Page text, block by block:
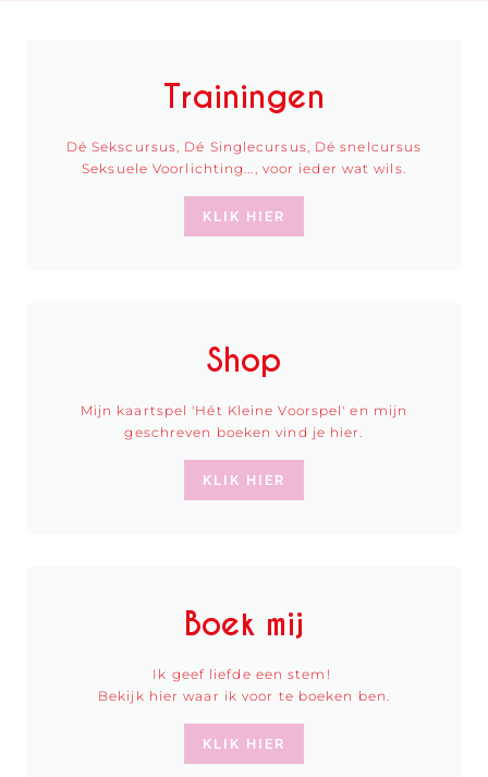
Trainingen
Dé Sekscursus, Dé Singlecursus, Dé snelcursus
Seksuele Voorlichting..., voor ieder wat wils.
KLIK HIER
Shop
Mijn kaartspel 'Hét Kleine Voorspel' en mijn
geschreven boeken vind je hier.
KLIK HIER
Boek mij
Ik geef liefde een stem!
Bekijk hier waar ik voor te boeken ben.
KLIK HIER